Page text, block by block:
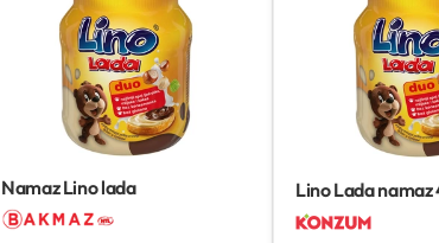
Namaz Lino lada Lino Lada namaz